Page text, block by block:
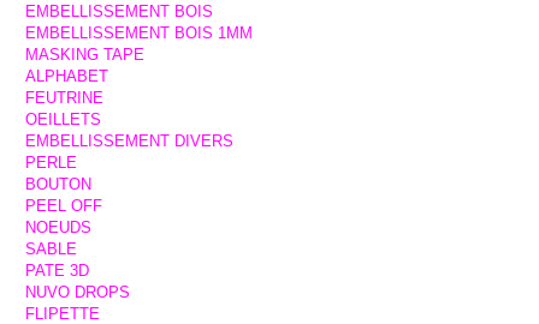
EMBELLISSEMENT BOIS
EMBELLISSEMENT BOIS 1MM
MASKING TAPE
ALPHABET
FEUTRINE
OEILLETS
EMBELLISSEMENT DIVERS
PERLE
BOUTON
PEEL OFF
NOEUDS
SABLE
PATE 3D
NUVO DROPS
FLIPETTE